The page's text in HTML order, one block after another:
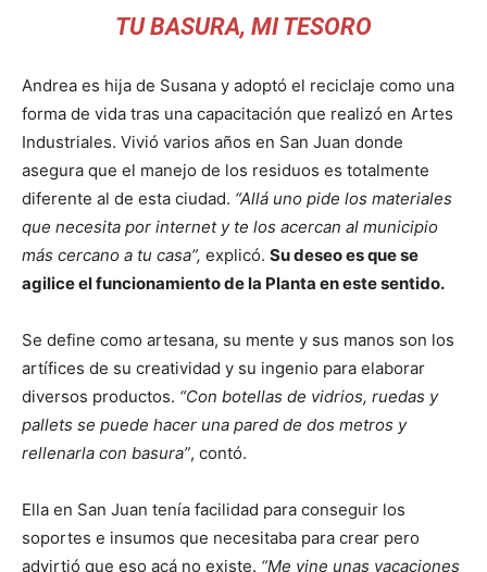
TU BASURA, MI TESORO
Andrea es hija de Susana y adoptó el reciclaje como una
forma de vida tras una capacitación que realizó en Artes
Industriales. Vivió varios años en San Juan donde
asegura que el manejo de los residuos es totalmente
diferente al de esta ciudad. “Allá uno pide los materiales
que necesita por internet y te los acercan al municipio
más cercano a tu casa”, explicó. Su deseo es que se
agilice el funcionamiento de la Planta en este sentido.
Se define como artesana, su mente y sus manos son los
artífices de su creatividad y su ingenio para elaborar
diversos productos. “Con botellas de vidrios, ruedas y
pallets se puede hacer una pared de dos metros y
rellenarla con basura”, contó.
Ella en San Juan tenía facilidad para conseguir los
soportes e insumos que necesitaba para crear pero
advirtió que eso acá no existe. “Me vine unas vacaciones